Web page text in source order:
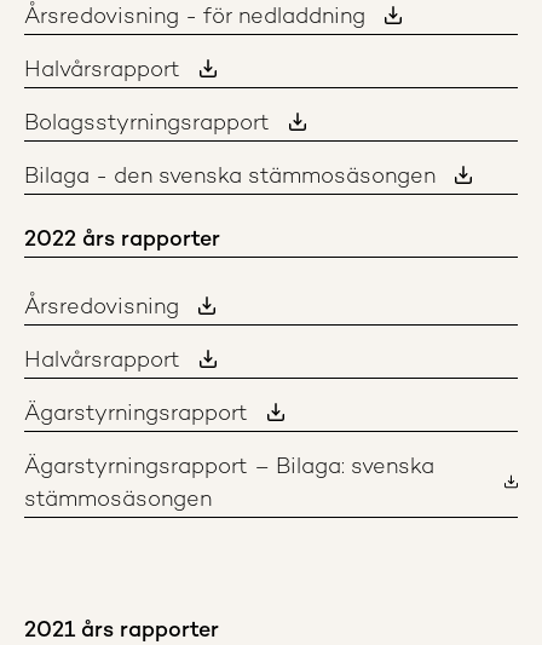
Årsredovisning - för nedladdning
Halvårsrapport
Bolagsstyrningsrapport
Bilaga - den svenska stämmosäsongen
2022 års rapporter
Årsredovisning
Halvårsrapport
Ägarstyrningsrapport
Ägarstyrningsrapport – Bilaga: svenska
stämmosäsongen
2021 års rapporter